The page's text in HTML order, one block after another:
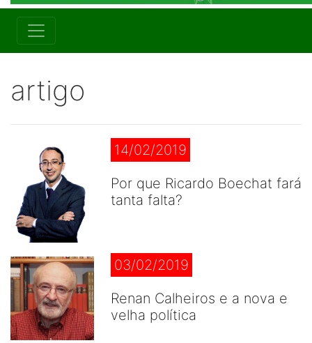
artigo
14/02/2019
Por que Ricardo Boechat fará
tanta falta?
03/02/2019
Renan Calheiros e a nova e
velha política